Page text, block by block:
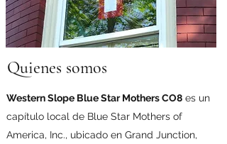
Quienes somos
Western Slope Blue Star Mothers CO8 es un
capítulo local de Blue Star Mothers of
America, Inc., ubicado en Grand Junction,